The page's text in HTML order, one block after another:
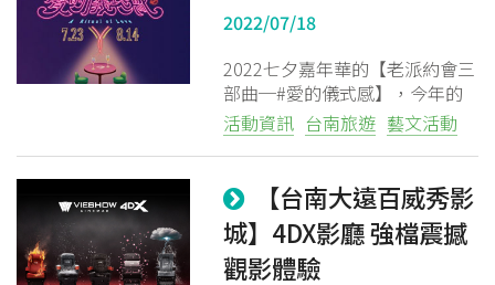
2022/07/18
2022七夕嘉年華的【老派約會三
部曲─#愛的儀式感】，今年的
究竟有哪些活動亮點?快點擊查
看詳情!
活動資訊 台南旅遊 藝文活動
【台南大遠百威秀影
城】4DX影廳 強檔震撼
觀影體驗